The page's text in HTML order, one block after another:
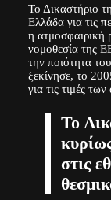
Το Δικαστήριο
Ελλάδα για τις
η ατμοσφαιρική
νομοθεσία της
την ποιότητα
ξεκίνησε, το
για τις τιμές
To
στις